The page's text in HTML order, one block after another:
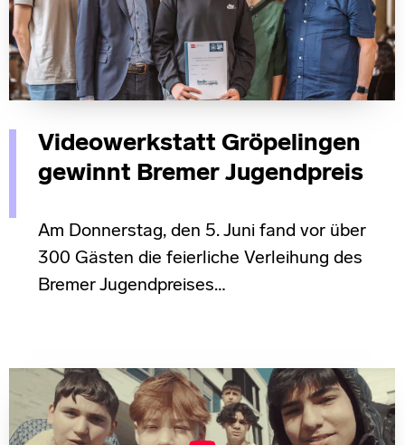
Videowerkstatt Gröpelingen
gewinnt Bremer Jugendpreis
Am Donnerstag, den 5. Juni fand vor über
300 Gästen die feierliche Verleihung des
Bremer Jugendpreises…